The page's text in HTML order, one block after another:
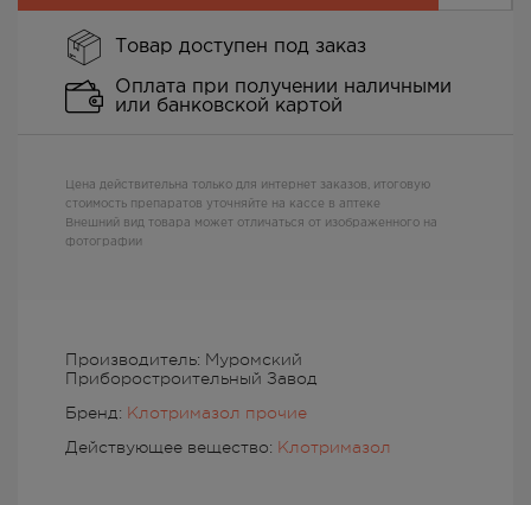
Производитель: Муромский
Приборостроительный Завод
Бренд: Клотримазол прочие
Действующее вещество: Клотримазол
Товар доступен под заказ
Оплата при получении наличными
или банковской картой
Цена действительна только для интернет заказов, итоговую
стоимость препаратов уточняйте на кассе в аптеке
Внешний вид товара может отличаться от изображенного на
фотографии